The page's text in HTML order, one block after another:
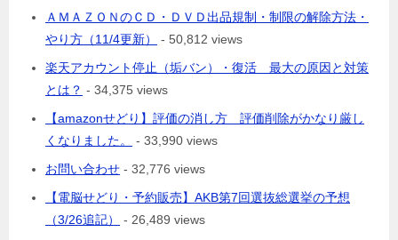
ＡＭＡＺＯＮのＣＤ・ＤＶＤ出品規制・制限の解除方法・
やり方（11/4更新）
- 50,812 views
楽天アカウント停止（垢バン）・復活 最大の原因と対策
とは？ - 34,375 views
【amazonせどり】評価の消し方 評価削除がかなり厳し
くなりました。
- 33,990 views
お問い合わせ - 32,776 views
【電脳せどり・予約販売】AKB第7回選抜総選挙の予想
（3/26追記）
- 26,489 views